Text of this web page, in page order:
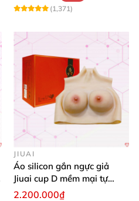
(1,371)
JIUAI
Áo silicon gắn ngực giả
Jiuai cup D mềm mại tự
nhiên đẹp
2.200.000₫